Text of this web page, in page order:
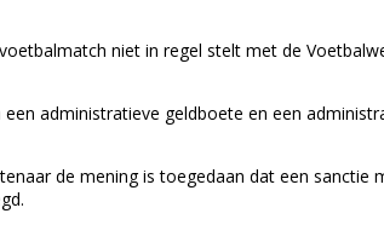
niet in regel stelt met de
een administratieve geldboete en een
de mening is toegedaan dat een